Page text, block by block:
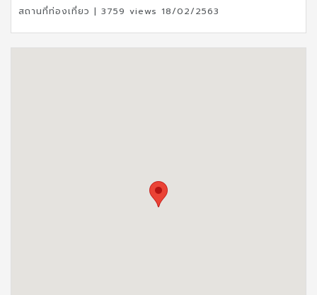
สถานที่ท่องเที่ยว | 3759 views 18/02/2563